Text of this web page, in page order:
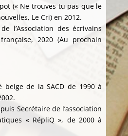
(« Ne trouves-tu pas que le
Le Cri) en 2012.
l’Association des écrivains
2020 (Au prochain
belge de la SACD de 1990 à
Secrétaire de l’association
« RépliQ », de 2000 à